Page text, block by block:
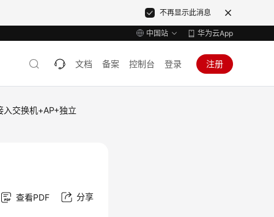
不再显示此消息
中国站 华为云App
文档 备案 控制台 登录 注册
交换机+AP+独立
查看PDF 分享